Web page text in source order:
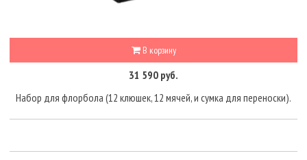
В корзину
31 590 руб.
Набор для флорбола (12 клюшек, 12 мячей, и сумка для переноски).